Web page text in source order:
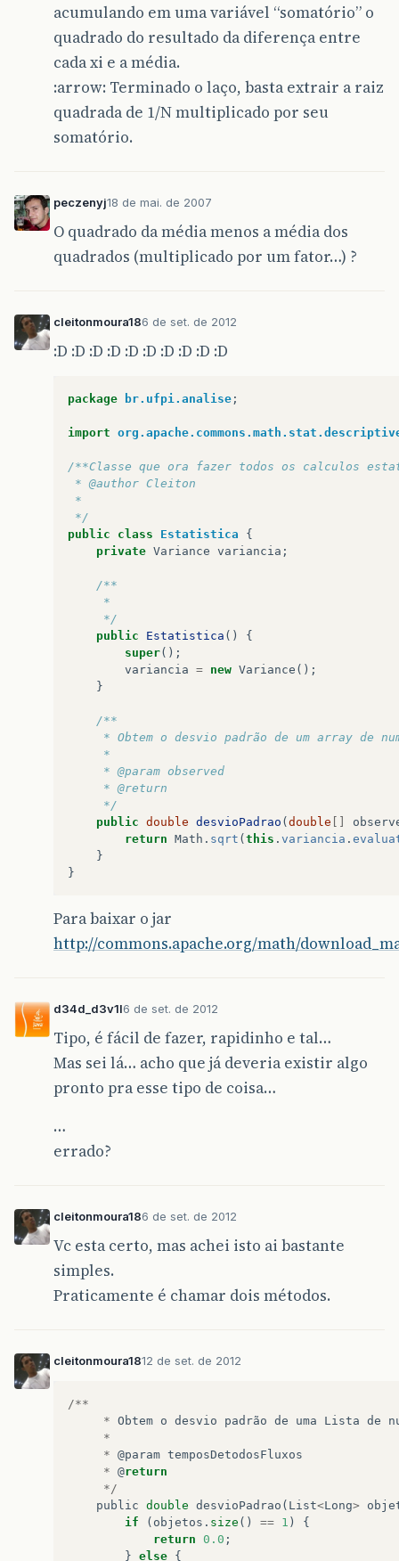
acumulando em uma variável “somatório” o
quadrado do resultado da diferença entre
cada xi e a média.
:arrow: Terminado o laço, basta extrair a raiz
quadrada de 1/N multiplicado por seu
somatório.
peczenyj18 de mai. de 2007
O quadrado da média menos a média dos
quadrados (multiplicado por um fator…) ?
cleitonmoura186 de set. de 2012
:D :D :D :D :D :D :D :D :D :D
package br.ufpi.analise ;
import
/**Classe que ora fazer todos os calculos
* @author Cleiton
*
*/
public
class Estatistica
{
private Variance variancia ;
/**
	 *
	 */
public
Estatistica ()
{
super();
variancia = new Variance ();
}
/**
* Obtem o desvio padrão de um array de
	 *
	 * @param observed
	 * @return
	 */
public double desvioPadrao ( double
return Math . sqrt ( this . variancia .
}
}
Para baixar o jar
http://commons.apache.org/math/
d34d_d3v1l6 de set. de 2012
Tipo, é fácil de fazer, rapidinho e tal…
Mas sei lá… acho que já deveria existir algo
pronto pra esse tipo de coisa…
…
errado?
cleitonmoura186 de set. de 2012
Vc esta certo, mas achei isto ai bastante
simples.
Praticamente é chamar dois métodos.
cleitonmoura1812 de set. de 2012
/**
* Obtem o desvio padrão de uma Lista de
*
* @param temposDetodosFluxos
* @return
*/
public double desvioPadrao ( List<Long>
if
( objetos . size () == 1 )
{
return 0.0 ;
} else {